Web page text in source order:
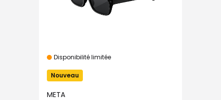
Disponibilité limitée
Nouveau
META